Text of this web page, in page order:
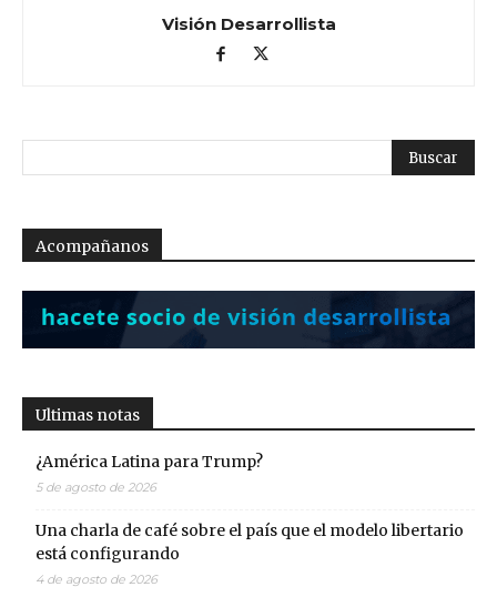
Visión Desarrollista
Acompañanos
Ultimas notas
¿América Latina para Trump?
5 de agosto de 2026
Una charla de café sobre el país que el modelo libertario
está configurando
4 de agosto de 2026